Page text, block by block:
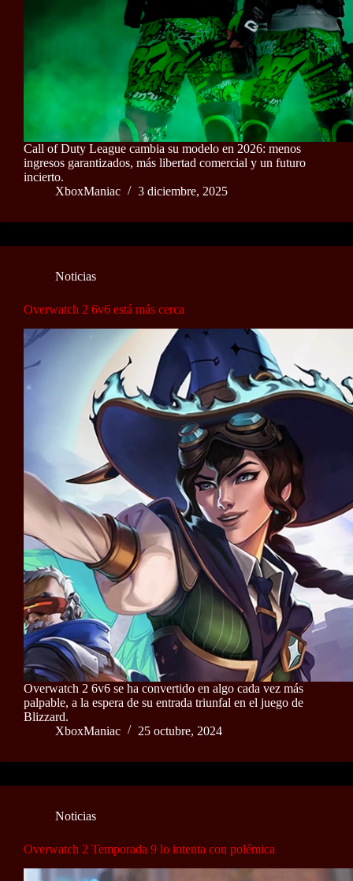
Call of Duty League cambia su modelo en 2026: menos
ingresos garantizados, más libertad comercial y un futuro
incierto.
XboxManiac
3 diciembre, 2025
Noticias
Overwatch 2 6v6 está más cerca
Overwatch 2 6v6 se ha convertido en algo cada vez más
palpable, a la espera de su entrada triunfal en el juego de
Blizzard.
XboxManiac
25 octubre, 2024
Noticias
Overwatch 2 Temporada 9 lo intenta con polémica